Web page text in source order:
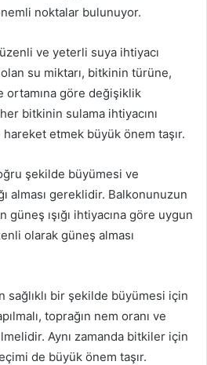
noktalar bulunuyor.
ve yeterli suya ihtiyacı
su miktarı, bitkinin türüne,
ortamına göre değişiklik
bitkinin sulama ihtiyacını
etmek büyük önem taşır.
şekilde büyümesi ve
alması gereklidir. Balkonunuzun
ışığı ihtiyacına göre uygun
olarak güneş alması
sağlıklı bir şekilde büyümesi için
toprağın nem oranı ve
Aynı zamanda bitkiler için
de büyük önem taşır.